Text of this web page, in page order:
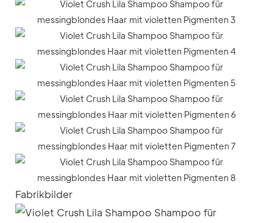
Fabrikbilder